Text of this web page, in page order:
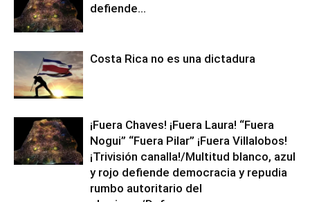
defiende…
Costa Rica no es una dictadura
¡Fuera Chaves! ¡Fuera Laura! “Fuera
Nogui” “Fuera Pilar” ¡Fuera Villalobos!
¡Trivisión canalla!/Multitud blanco, azul
y rojo defiende democracia y repudia
rumbo autoritario del